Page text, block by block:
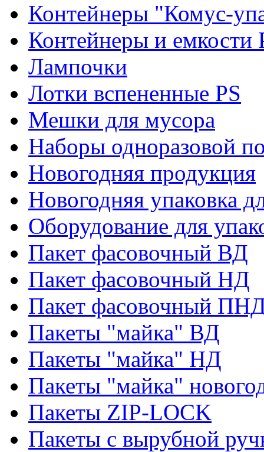
Контейнеры "Комус-
Контейнеры и емкости
Лампочки
Лотки вспененные PS
Мешки для мусора
Наборы одноразовой
Новогодняя продукция
Новогодняя упаковка
Оборудование для
Пакет фасовочный ВД
Пакет фасовочный НД
Пакет фасовочный
Пакеты "майка" ВД
Пакеты "майка" НД
Пакеты "майка"
Пакеты ZIP-LOCK
Пакеты с вырубной